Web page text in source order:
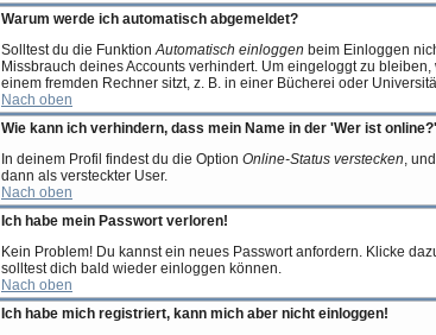
Warum werde ich automatisch abgemeldet?
Solltest du die FunktionAutomatisch einloggen beim Einloggen
Missbrauch deines Accounts verhindert. Um eingeloggt zu
einem fremden Rechner sitzt, z. B. in einer Bücherei oder
Nach oben
Wie kann ich verhindern, dass mein Name in der 'Wer ist
In deinem Profil findest du die Option Online-Status verstecken,
dann als versteckter User.
Nach oben
Ich habe mein Passwort verloren!
Kein Problem! Du kannst ein neues Passwort anfordern. Klicke
solltest dich bald wieder einloggen können.
Nach oben
Ich habe mich registriert, kann mich aber nicht einloggen!